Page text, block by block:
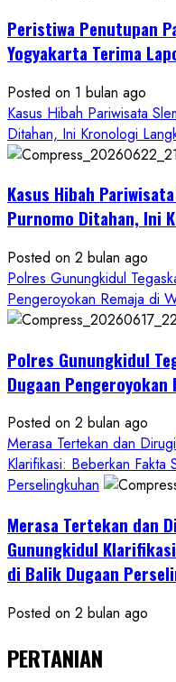
Anak
di
Aliansi
Janji
Kawal
Proses
Sampai
Tuntas
Peristiwa Penutupan
Yogyakarta Terima
Posted on 1 bulan ago
Kasus Hibah Pariwisata
Ditahan, Ini Kronologi
Kasus Hibah
Purnomo Ditahan, Ini
Posted on 2 bulan ago
Polres Gunungkidul
Pengeroyokan Remaja di
Polres Gunungkidul
Dugaan Pengeroyokan
Posted on 2 bulan ago
Merasa Tertekan dan
Klarifikasi: Beberkan Fakta
Perselingkuhan
Merasa Tertekan dan
Gunungkidul
di Balik Dugaan
Posted on 2 bulan ago
PERTANIAN